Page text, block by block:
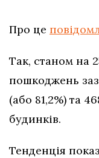
Про це
Так, станом на
пошкоджень
(або 81,2%) та
будинків.
Тенденція